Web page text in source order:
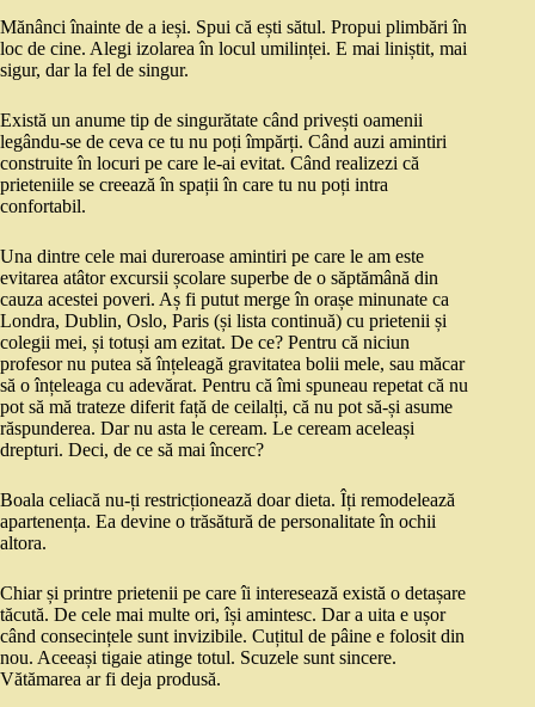
Mănânci înainte de a ieși. Spui că ești sătul. Propui plimbări în
loc de cine. Alegi izolarea în locul umilinței. E mai liniștit, mai
sigur, dar la fel de singur.
Există un anume tip de singurătate când privești oamenii
legându-se de ceva ce tu nu poți împărți. Când auzi amintiri
construite în locuri pe care le-ai evitat. Când realizezi că
prieteniile se creează în spații în care tu nu poți intra
confortabil.
Una dintre cele mai dureroase amintiri pe care le am este
evitarea atâtor excursii școlare superbe de o săptămână din
cauza acestei poveri. Aș fi putut merge în orașe minunate ca
Londra, Dublin, Oslo, Paris (și lista continuă) cu prietenii și
colegii mei, și totuși am ezitat. De ce? Pentru că niciun
profesor nu putea să înțeleagă gravitatea bolii mele, sau măcar
să o înțeleaga cu adevărat. Pentru că îmi spuneau repetat că nu
pot să mă trateze diferit față de ceilalți, că nu pot să-și asume
răspunderea. Dar nu asta le ceream. Le ceream aceleași
drepturi. Deci, de ce să mai încerc?
Boala celiacă nu-ți restricționează doar dieta. Îți remodelează
apartenența. Ea devine o trăsătură de personalitate în ochii
altora.
Chiar și printre prietenii pe care îi interesează există o detașare
tăcută. De cele mai multe ori, își amintesc. Dar a uita e ușor
când consecințele sunt invizibile. Cuțitul de pâine e folosit din
nou. Aceeași tigaie atinge totul. Scuzele sunt sincere.
Vătămarea ar fi deja produsă.